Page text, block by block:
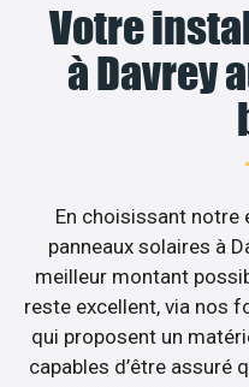
Votre
à Davrey
En choisissant notre
panneaux solaires à
meilleur montant
reste excellent, via nos
qui proposent un
capables d’être assuré